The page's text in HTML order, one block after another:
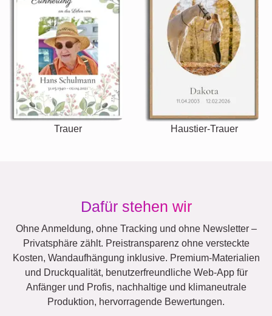
Trauer Haustier-Trauer
Dafür stehen wir
Ohne Anmeldung, ohne Tracking und ohne Newsletter –
Privatsphäre zählt. Preistransparenz ohne versteckte
Kosten, Wandaufhängung inklusive. Premium-Materialien
und Druckqualität, benutzerfreundliche Web-App für
Anfänger und Profis, nachhaltige und klimaneutrale
Produktion, hervorragende Bewertungen.